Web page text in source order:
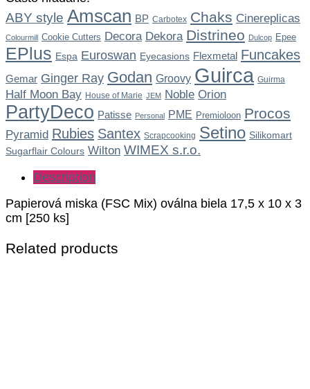
ABY style Amscan BP Carbotex Chaks Cinereplicas
Colourmill Cookie Cutters Decora Dekora Distrineo Dulcop Epee
EPlus Espa Euroswan Eyecasions Flexmetal Funcakes
Gemar Ginger Ray Godan Groovy Guirca Guirma
Half Moon Bay House of Marie JEM Noble Orion
PartyDeco Patisse Personal PME Premioloon Procos
Pyramid Rubies Santex Scrapcooking Setino Silikomart
Sugarflair Colours Wilton WIMEX s.r.o.
Description
Papierová miska (FSC Mix) oválna biela 17,5 x 10 x 3
cm [250 ks]
Related products